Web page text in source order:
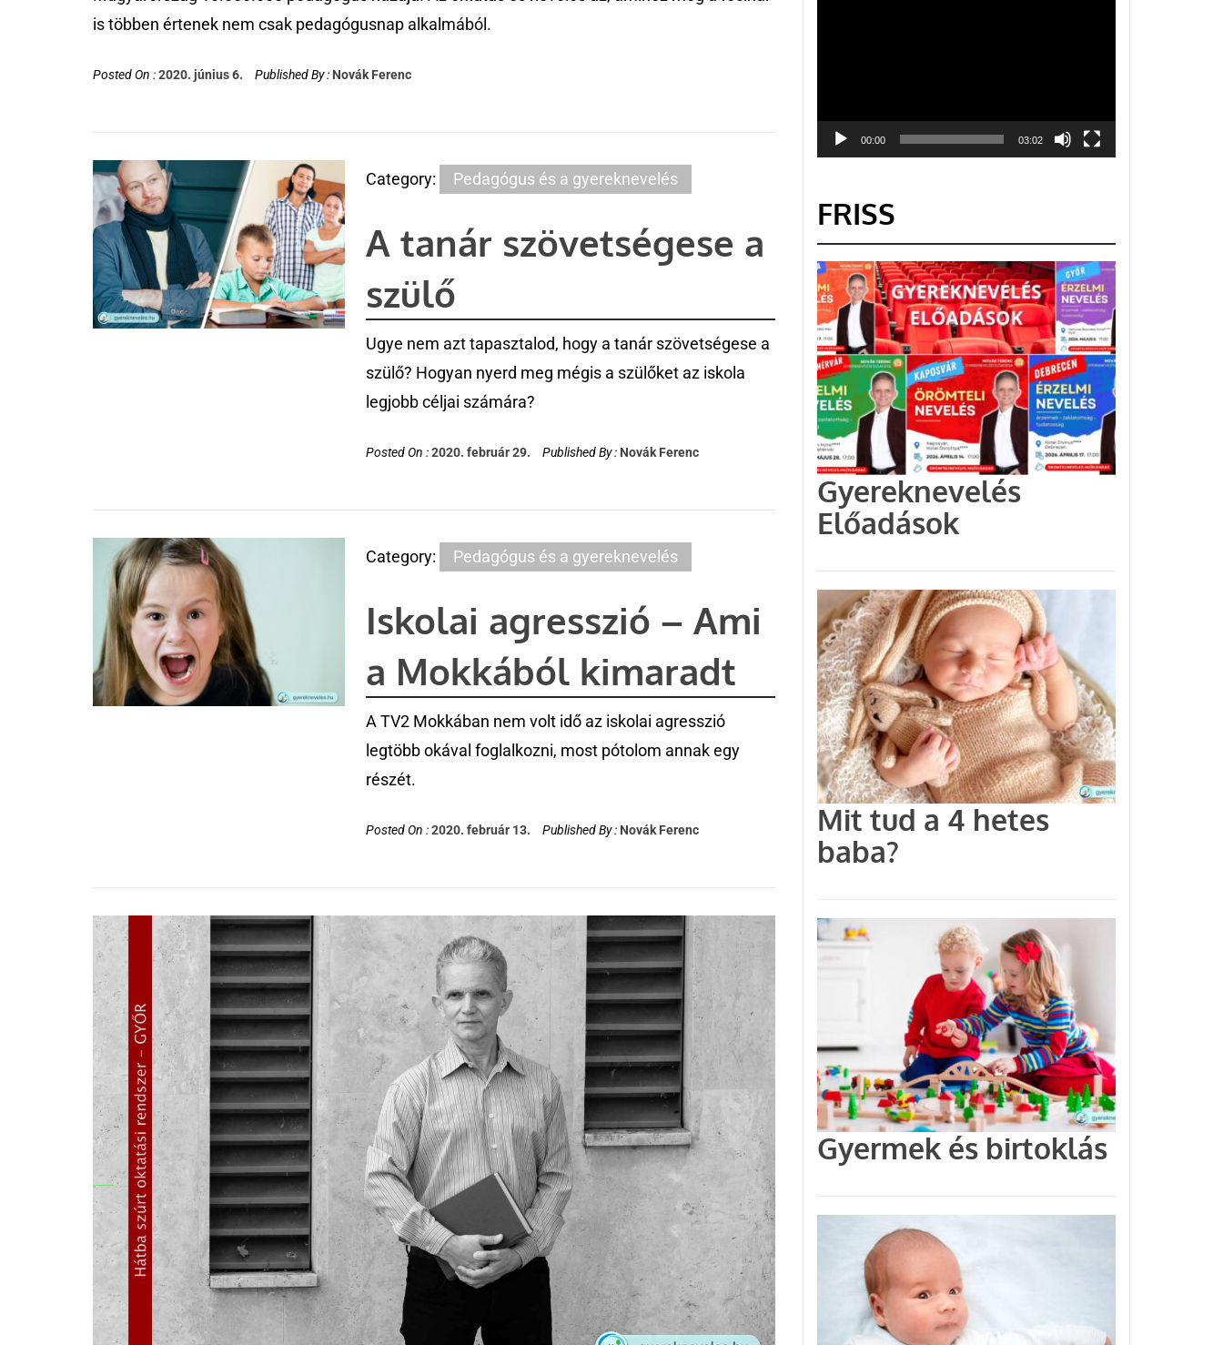
is többen értenek nem csak pedagógusnap alkalmából.
Posted On :2020. június 6. Published By : Novák Ferenc
Category: Pedagógus és a gyereknevelés
A tanár szövetségese a
szülő
Ugye nem azt tapasztalod, hogy a tanár szövetségese a
szülő? Hogyan nyerd meg mégis a szülőket az iskola
legjobb céljai számára?
Posted On :2020. február 29. Published By : Novák Ferenc
Category: Pedagógus és a gyereknevelés
Iskolai agresszió – Ami
a Mokkából kimaradt
A TV2 Mokkában nem volt idő az iskolai agresszió
legtöbb okával foglalkozni, most pótolom annak egy
részét.
Posted On :2020. február 13. Published By : Novák Ferenc
00:00 03:02
FRISS
Gyereknevelés
Előadások
Mit tud a 4 hetes
baba?
Gyermek és birtoklás